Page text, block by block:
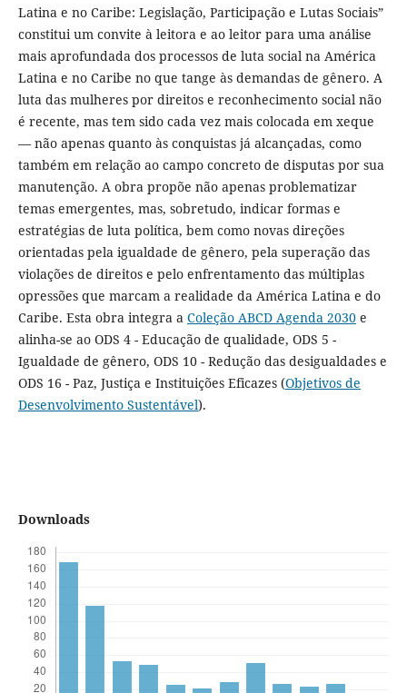
Latina e no Caribe: Legislação, Participação e Lutas Sociais”
constitui um convite à leitora e ao leitor para uma análise
mais aprofundada dos processos de luta social na América
Latina e no Caribe no que tange às demandas de gênero. A
luta das mulheres por direitos e reconhecimento social não
é recente, mas tem sido cada vez mais colocada em xeque
— não apenas quanto às conquistas já alcançadas, como
também em relação ao campo concreto de disputas por sua
manutenção. A obra propõe não apenas problematizar
temas emergentes, mas, sobretudo, indicar formas e
estratégias de luta política, bem como novas direções
orientadas pela igualdade de gênero, pela superação das
violações de direitos e pelo enfrentamento das múltiplas
opressões que marcam a realidade da América Latina e do
Caribe. Esta obra integra a Coleção ABCD Agenda 2030e
alinha-se ao ODS 4 - Educação de qualidade, ODS 5 -
Igualdade de gênero, ODS 10 - Redução das desigualdades e
ODS 16 - Paz, Justiça e Instituições Eficazes (Objetivos de
Desenvolvimento Sustentável).
Downloads